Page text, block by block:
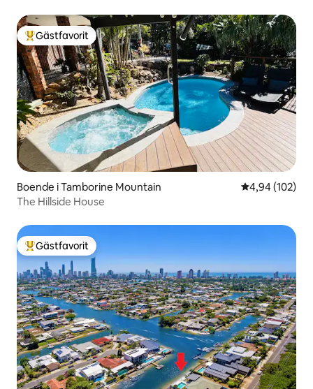
Populär gästfavorit
Gästfavorit
Boende i Tamborine Mountain 4,94 av 5 i
4,94 (102)
The Hillside House
Populär gästfavorit
Gästfavorit